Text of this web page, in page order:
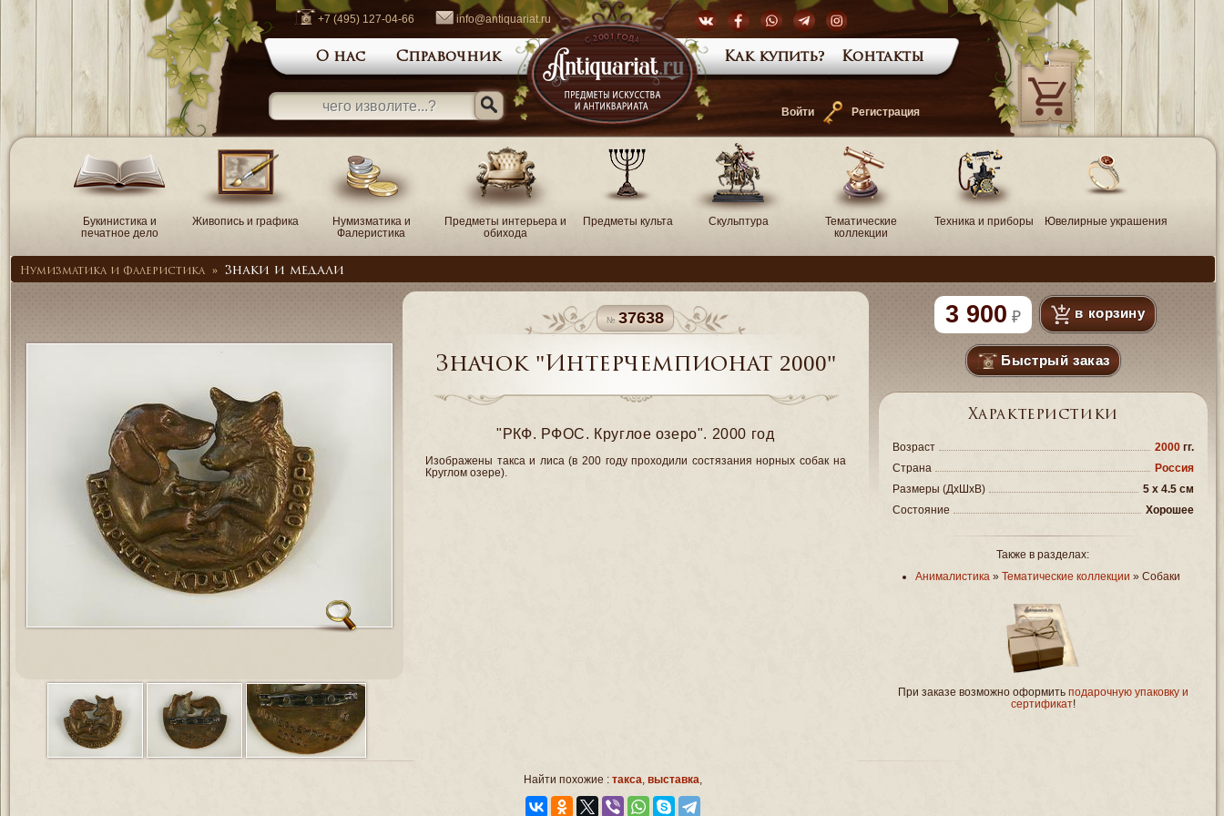
+7 (495) 127-04-66 info@antiquariat.ru
Войти Регистрация
О нас Справочник Как купить? Контакты
—
Букинистика и
печатное дело
Живопись и графика
Нумизматика и
Фалеристика
Предметы интерьера и
обихода
Предметы культа Скульптура
Тематические
коллекции
Техника и приборы Ювелирные украшения
Нумизматика и Фалеристика » Знаки и медали
37638
Значок "Интерчемпионат 2000"
"РКФ. РФОС. Круглое озеро". 2000 год
Изображены такса и лиса (в 200 году проходили состязания норных собак на
Круглом озере).
3 900 в корзину
Быстрый заказ
Характеристики
Возраст 2000 гг.
Страна
Россия
Размеры (ДxШxВ)
5 x 4.5 см
Состояние
Хорошее
Также в разделах:
Анималистика » Тематические коллекции » Собаки
При заказе возможно оформить подарочную упаковку и
сертификат!
Найти похожие : такса выставка